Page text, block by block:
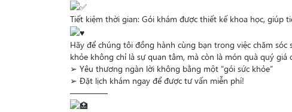
Tiết kiệm thời gian: Gói khám được thiết kế khoa học, giúp
Hãy để chúng tôi đồng hành cùng bạn trong việc chăm
khỏe không chỉ là sự quan tâm, mà còn là món quà quý
➢ Yêu thương ngàn lời không bằng một “gói sức khỏe”
➢ Đặt lịch khám ngay để được tư vấn miễn phí!
————–